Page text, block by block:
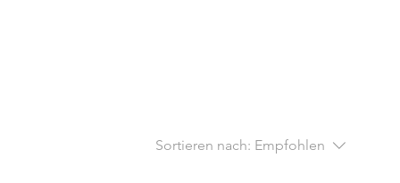
Sortieren nach: Empfohlen